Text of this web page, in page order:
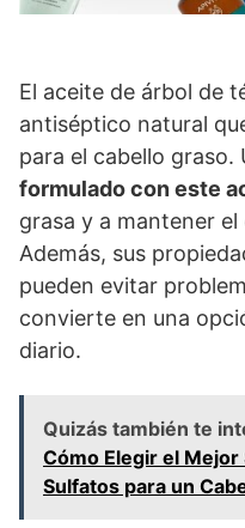
El aceite de árbol de
antiséptico natural
para el cabello graso.
formulado con este
grasa y a mantener
Además, sus
pueden evitar
convierte en una
diario.
Quizás también te
Cómo Elegir el Mejor
Sulfatos para un